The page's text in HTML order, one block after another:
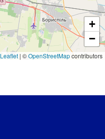
+
−
Leaflet | ©OpenStreetMapcontributors